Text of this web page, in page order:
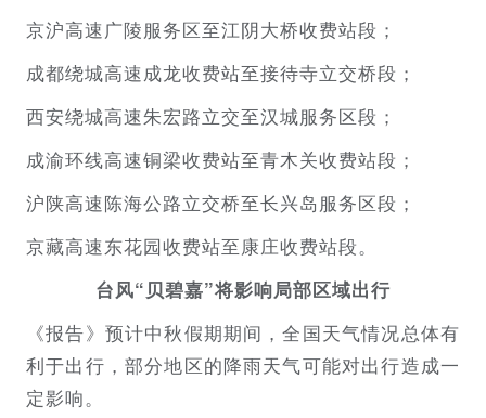
京沪高速广陵服务区至江阴大桥收费站段；
成都绕城高速成龙收费站至接待寺立交桥段；
西安绕城高速朱宏路立交至汉城服务区段；
成渝环线高速铜梁收费站至青木关收费站段；
沪陕高速陈海公路立交桥至长兴岛服务区段；
京藏高速东花园收费站至康庄收费站段。
台风“贝碧嘉”将影响局部区域出行
《报告》预计中秋假期期间，全国天气情况总体有
利于出行，部分地区的降雨天气可能对出行造成一
定影响。